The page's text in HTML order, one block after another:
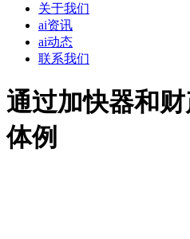
关于我们
ai资讯
ai动态
联系我们
通过加快器和
体例